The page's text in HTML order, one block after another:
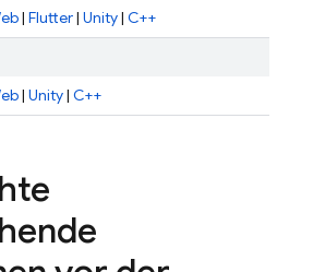
| Flutter| Unity| C++
| Unity| C++